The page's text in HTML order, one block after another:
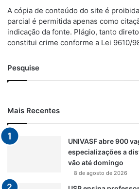
A cópia de conteúdo do site é
parcial é permitida apenas como
indicação da fonte. Plágio, tanto
constitui crime conforme a Lei 9610/
Pesquise
Mais Recentes
UNIVASF abre 900
especializações a
vão até domingo
8 de agosto de 2026